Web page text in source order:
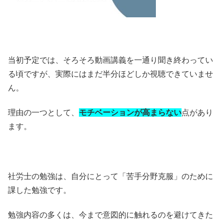
当初予定では、そろそろ動画講義を一通り聞き終わってい
る頃ですが、実際にはまだ半分ほどしか視聴できていませ
ん。
理由の一つとして、 モチベーションが高まらない点があり
ます。
社労士の勉強は、自分にとって「苦手分野克服」のために
課した勉強です。
勉強内容の多くは、今まで意図的に触れるのを避けてきた